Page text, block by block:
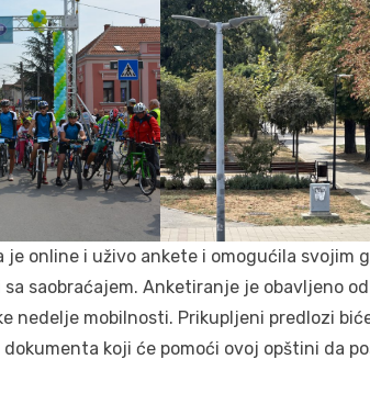
je online i uživo ankete i omogućila svojim
saobraćajem. Anketiranje je obavljeno od
nedelje mobilnosti. Prikupljeni predlozi
koji će pomoći ovoj opštini da